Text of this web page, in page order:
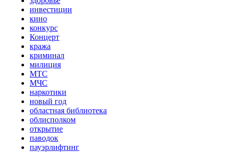
инвестиции
кино
конкурс
Концерт
кража
криминал
милиция
МТС
МЧС
наркотики
новый год
областная библиотека
облисполком
открытие
паводок
пауэрлифтинг